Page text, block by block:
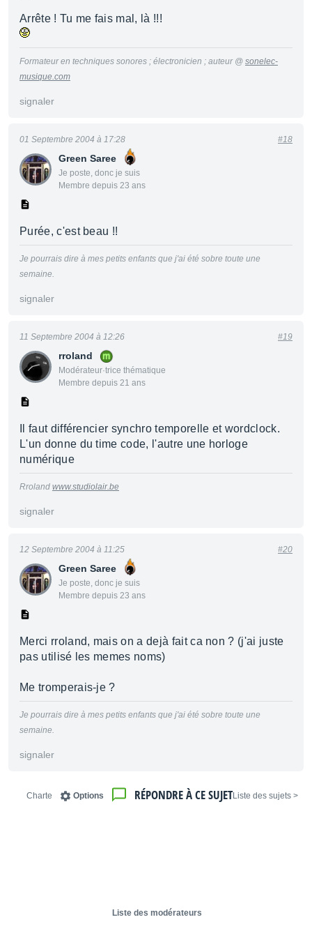
Arrête ! Tu me fais mal, là !!!
Formateur en techniques sonores ; électronicien ; auteur @ sonelec-
musique.com
signaler
Green Saree
Je poste, donc je suis
Membre depuis 23 ans
01 Septembre 2004 à 17:28 #18
Purée, c'est beau !!
Je pourrais dire à mes petits enfants que j'ai été sobre toute une
semaine.
signaler
rroland
Modérateur·trice thématique
Membre depuis 21 ans
11 Septembre 2004 à 12:26 #19
Il faut différencier synchro temporelle et wordclock.
L'un donne du time code, l'autre une horloge
numérique
Rroland www.studiolair.be
signaler
Green Saree
Je poste, donc je suis
Membre depuis 23 ans
12 Septembre 2004 à 11:25 #20
Merci rroland, mais on a dejà fait ca non ? (j'ai juste
pas utilisé les memes noms)
Me tromperais-je ?
Je pourrais dire à mes petits enfants que j'ai été sobre toute une
semaine.
signaler
< Liste des sujets
RÉPONDRE À CE SUJET
Options
Charte
Liste des modérateurs